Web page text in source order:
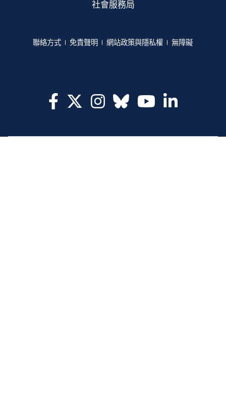
社會服務局
聯絡方式​​ 免責聲明​​ 網站政策與隱私權​​ 無障礙​​